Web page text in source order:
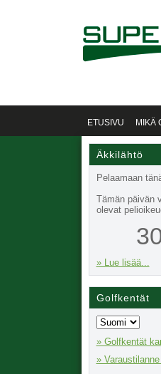
ETUSIVU MIKÄ
Äkkilähtö
Pelaamaan
Tämän päivän
olevat
» Lue lisää...
Golfkentät
» Golfkentät
»